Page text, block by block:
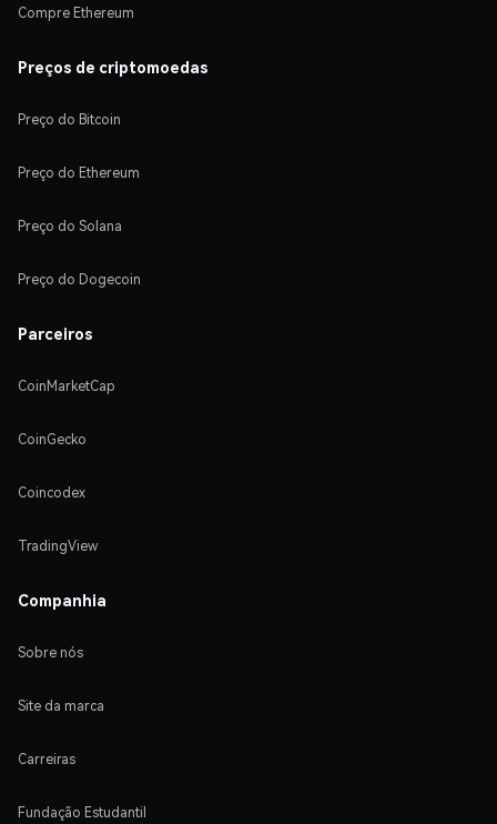
Compre Ethereum
Preços de criptomoedas
Preço do Bitcoin
Preço do Ethereum
Preço do Solana
Preço do Dogecoin
Parceiros
CoinMarketCap
CoinGecko
Coincodex
TradingView
Companhia
Sobre nós
Site da marca
Carreiras
Fundação Estudantil